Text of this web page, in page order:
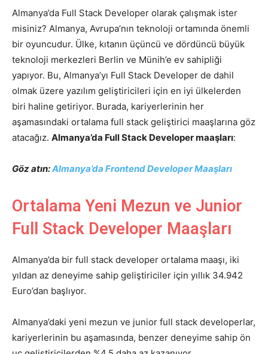
Almanya’da Full Stack Developer olarak çalışmak ister
misiniz? Almanya, Avrupa’nın teknoloji ortamında önemli
bir oyuncudur. Ülke, kıtanın üçüncü ve dördüncü büyük
teknoloji merkezleri Berlin ve Münih’e ev sahipliği
yapıyor. Bu, Almanya’yı Full Stack Developer de dahil
olmak üzere yazılım geliştiricileri için en iyi ülkelerden
biri haline getiriyor. Burada, kariyerlerinin her
aşamasındaki ortalama full stack geliştirici maaşlarına göz
atacağız. Almanya’da Full Stack Developer maaşları:
Göz atın:Almanya’da Frontend Developer Maaşları
Ortalama Yeni Mezun ve Junior
Full Stack Developer Maaşları
Almanya’da bir full stack developer ortalama maaşı, iki
yıldan az deneyime sahip geliştiriciler için yıllık 34.942
Euro’dan başlıyor.
Almanya’daki yeni mezun ve junior full stack developerlar,
kariyerlerinin bu aşamasında, benzer deneyime sahip ön